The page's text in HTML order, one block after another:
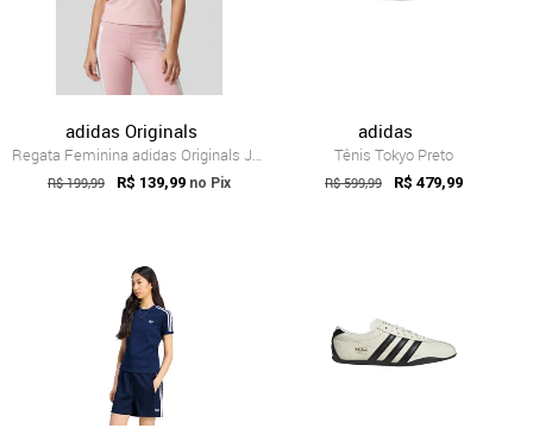
adidas Originals
Regata Feminina adidas Originals Jersey Renda Rosa
R$ 199,99 R$ 139,99 no Pix
adidas
Tênis Tokyo Preto
R$ 599,99 R$ 479,99